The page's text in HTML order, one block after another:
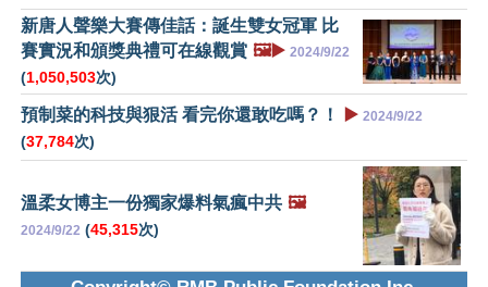
新唐人聲樂大賽傳佳話：誕生雙女冠軍 比
賽實況和頒獎典禮可在線觀賞 🖼️▶️ 2024/9/22
(1,050,503次)
預制菜的科技與狠活 看完你還敢吃嗎？！ ▶️ 2024/9/22
(37,784次)
溫柔女博主一份獨家爆料氣瘋中共 🖼️
2024/9/22 (45,315次)